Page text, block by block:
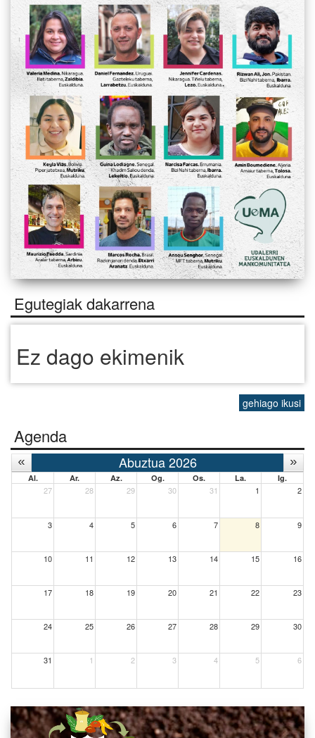
Egutegiak dakarrena
Ez dago ekimenik
gehiago ikusi
Agenda
Abuztua 2026
Al. Ar. Az. Og. Os. La. Ig.
27 28 29 30 31 1 2
3 4 5 6 7 8 9
10 11 12 13 14 15 16
17 18 19 20 21 22 23
24 25 26 27 28 29 30
31 1 2 3 4 5 6